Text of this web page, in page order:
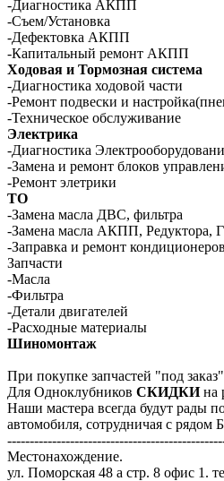
-Диагностика АКПП
-Съем/Установка
-Дефектовка АКПП
-Капитальный ремонт АКПП
Ходовая и Тормозная система
-Диагностика ходовой части
-Ремонт подвески и
-Техническое обслуживание
Электрика
-Диагностика
-Замена и ремонт блоков
-Ремонт элетрики
ТО
-Замена масла ДВС, фильтра
-Замена масла АКПП, Редуктора,
-Заправка и ремонт кондиционеров
Запчасти
-Масла
-Фильтра
-Детали двигателей
-Расходные материалы
Шиномонтаж
При покупке запчастей "под
Для Одноклубников СКИДКИна
Наши мастера всегда будут рады
автомобиля, сотрудничая с рядом
Местонахождение.
ул. Поморская 48 а стр. 8 офис 1.